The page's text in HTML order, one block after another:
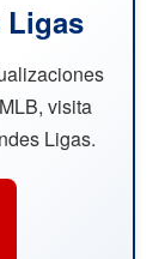
Ligas
visita
Ligas.